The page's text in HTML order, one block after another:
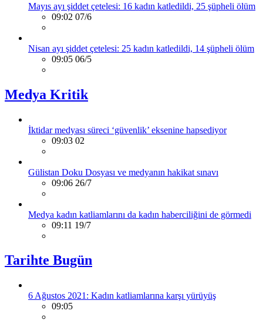
Mayıs ayı şiddet çetelesi: 16 kadın katledildi, 25 şüpheli ölüm
09:02 07/6
Nisan ayı şiddet çetelesi: 25 kadın katledildi, 14 şüpheli ölüm
09:05 06/5
Medya Kritik
İktidar medyası süreci ‘güvenlik’ eksenine hapsediyor
09:03 02
Gülistan Doku Dosyası ve medyanın hakikat sınavı
09:06 26/7
Medya kadın katliamlarını da kadın haberciliğini de görmedi
09:11 19/7
Tarihte Bugün
6 Ağustos 2021: Kadın katliamlarına karşı yürüyüş
09:05